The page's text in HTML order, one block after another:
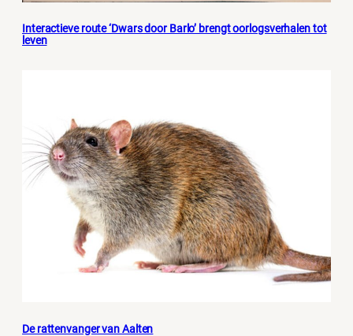
Interactieve route ‘Dwars door Barlo’ brengt oorlogsverhalen tot
leven
De rattenvanger van Aalten